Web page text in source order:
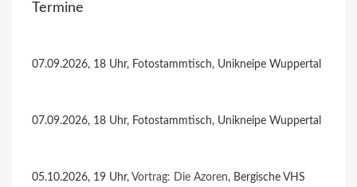
Termine
07.09.2026, 18 Uhr, Fotostammtisch, Unikneipe Wuppertal
07.09.2026, 18 Uhr, Fotostammtisch, Unikneipe Wuppertal
05.10.2026, 19 Uhr, Vortrag: Die Azoren, Bergische VHS